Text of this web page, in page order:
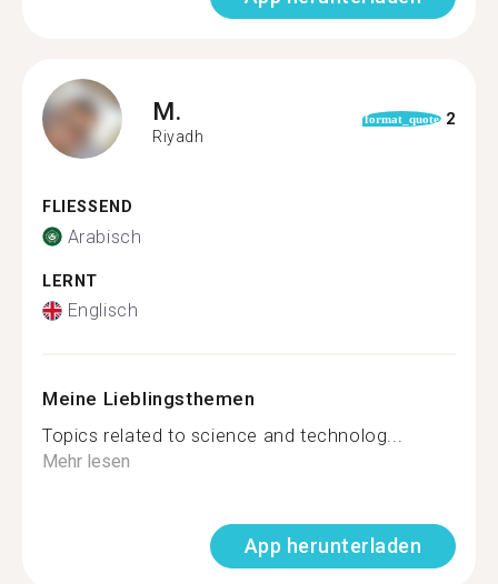
M.
Riyadh
format_quote 2
FLIESSEND
Arabisch
LERNT
Englisch
Meine Lieblingsthemen
Topics related to science and technolog...
Mehr lesen
App herunterladen